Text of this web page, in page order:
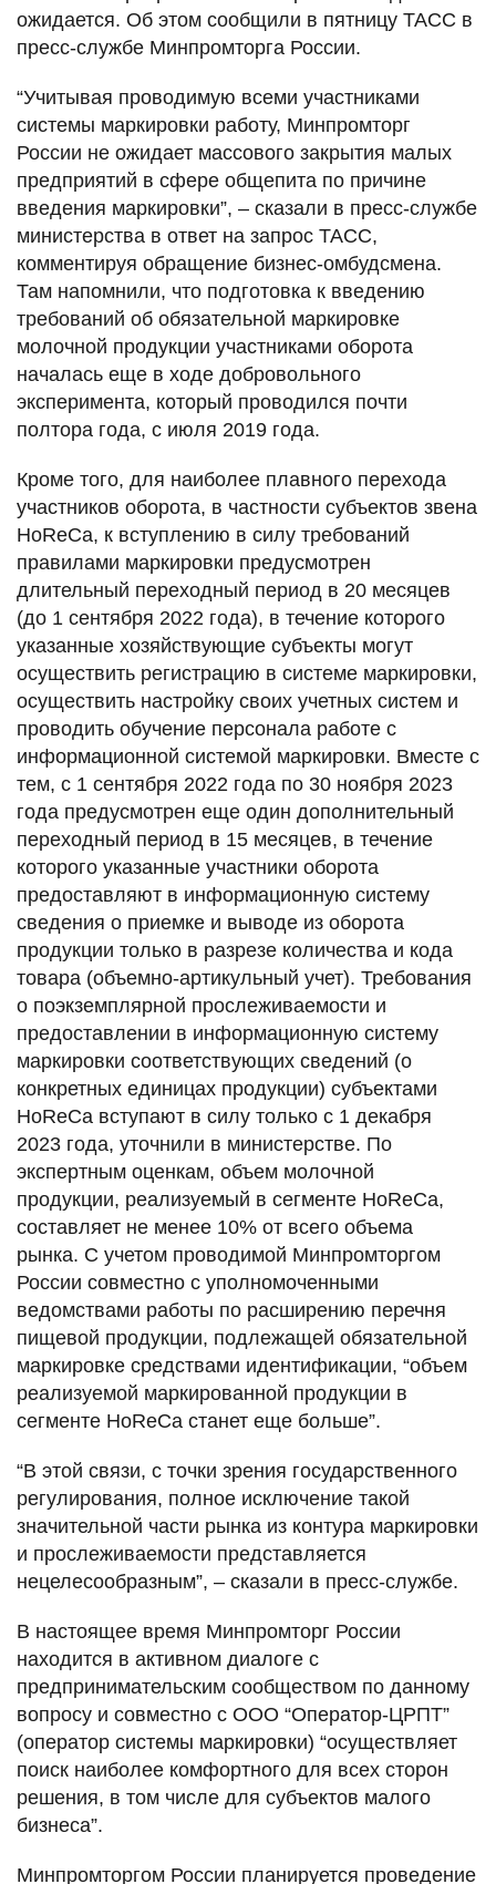
ожидается. Об этом сообщили в пятницу ТАСС в
пресс-службе Минпромторга России.
“Учитывая проводимую всеми участниками
системы маркировки работу, Минпромторг
России не ожидает массового закрытия малых
предприятий в сфере общепита по причине
введения маркировки”, – сказали в пресс-службе
министерства в ответ на запрос ТАСС,
комментируя обращение бизнес-омбудсмена.
Там напомнили, что подготовка к введению
требований об обязательной маркировке
молочной продукции участниками оборота
началась еще в ходе добровольного
эксперимента, который проводился почти
полтора года, с июля 2019 года.
Кроме того, для наиболее плавного перехода
участников оборота, в частности субъектов звена
HoReCa, к вступлению в силу требований
правилами маркировки предусмотрен
длительный переходный период в 20 месяцев
(до 1 сентября 2022 года), в течение которого
указанные хозяйствующие субъекты могут
осуществить регистрацию в системе маркировки,
осуществить настройку своих учетных систем и
проводить обучение персонала работе с
информационной системой маркировки. Вместе с
тем, с 1 сентября 2022 года по 30 ноября 2023
года предусмотрен еще один дополнительный
переходный период в 15 месяцев, в течение
которого указанные участники оборота
предоставляют в информационную систему
сведения о приемке и выводе из оборота
продукции только в разрезе количества и кода
товара (объемно-артикульный учет). Требования
о поэкземплярной прослеживаемости и
предоставлении в информационную систему
маркировки соответствующих сведений (о
конкретных единицах продукции) субъектами
HoReCa вступают в силу только с 1 декабря
2023 года, уточнили в министерстве. По
экспертным оценкам, объем молочной
продукции, реализуемый в сегменте HoReCa,
составляет не менее 10% от всего объема
рынка. С учетом проводимой Минпромторгом
России совместно с уполномоченными
ведомствами работы по расширению перечня
пищевой продукции, подлежащей обязательной
маркировке средствами идентификации, “объем
реализуемой маркированной продукции в
сегменте HoReCa станет еще больше”.
“В этой связи, с точки зрения государственного
регулирования, полное исключение такой
значительной части рынка из контура маркировки
и прослеживаемости представляется
нецелесообразным”, – сказали в пресс-службе.
В настоящее время Минпромторг России
находится в активном диалоге с
предпринимательским сообществом по данному
вопросу и совместно с ООО “Оператор-ЦРПТ”
(оператор системы маркировки) “осуществляет
поиск наиболее комфортного для всех сторон
решения, в том числе для субъектов малого
бизнеса”.
Минпромторгом России планируется проведение